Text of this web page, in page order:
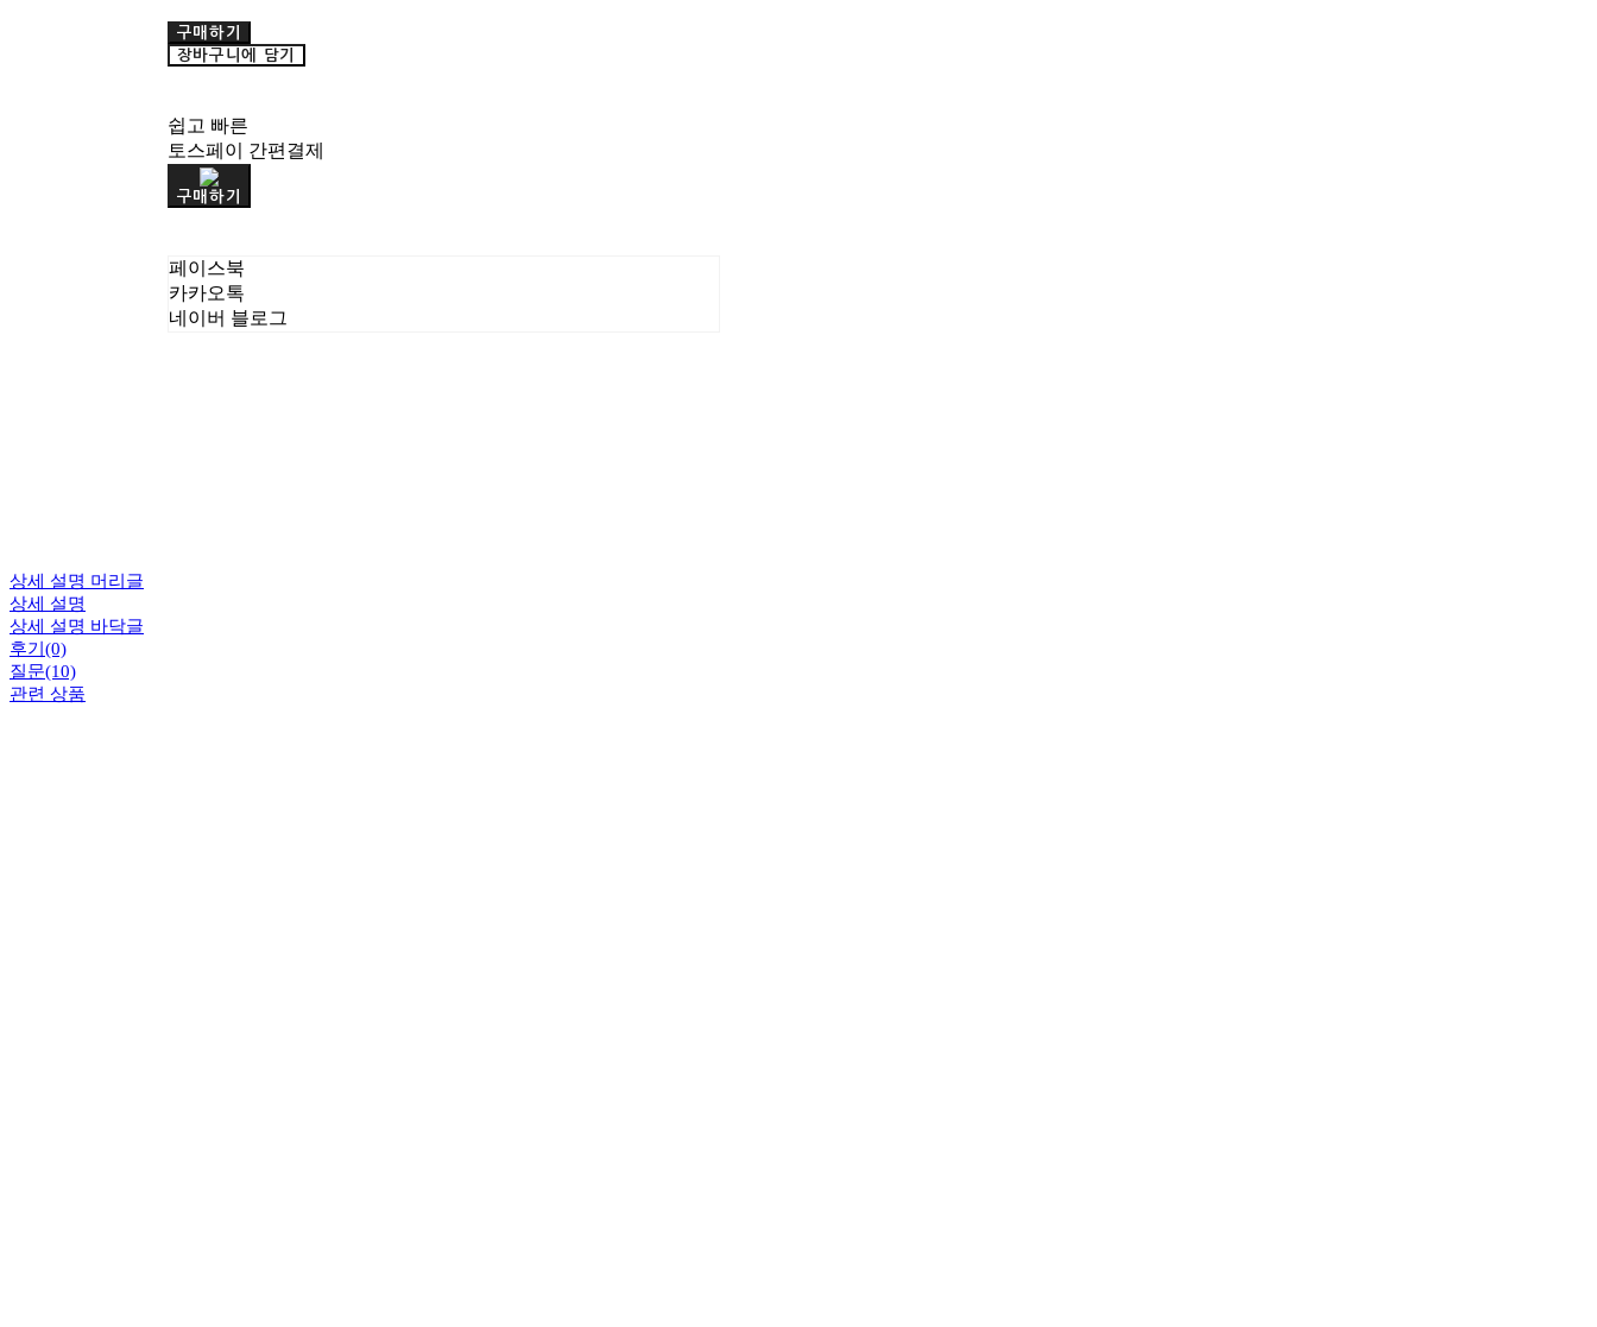
구매하기
장바구니에 담기
쉽고 빠른
토스페이 간편결제
구매하기
페이스북
카카오톡
네이버 블로그
상세 설명 머리글
상세 설명
상세 설명 바닥글
후기(0)
질문(10)
관련 상품